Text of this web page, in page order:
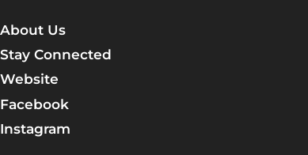
About Us
Stay Connected
Website
Facebook
Instagram